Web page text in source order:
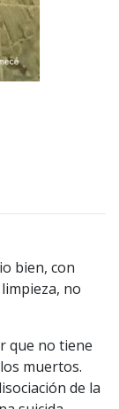
bien, con
no
que no tiene
muertos.
de la